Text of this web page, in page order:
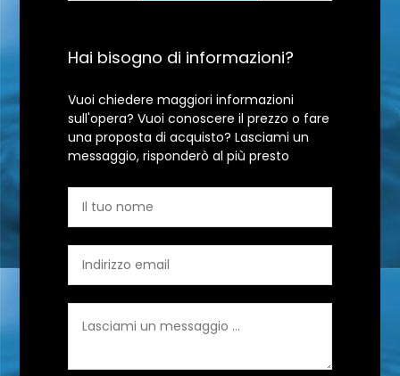
Hai bisogno di informazioni?
Vuoi chiedere maggiori informazioni
sull'opera? Vuoi conoscere il prezzo o fare
una proposta di acquisto? Lasciami un
messaggio, risponderò al più presto